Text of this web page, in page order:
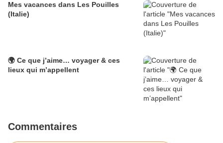
Mes vacances dans Les Pouilles
(Italie)
🌍 Ce que j’aime… voyager & ces
lieux qui m’appellent
Commentaires